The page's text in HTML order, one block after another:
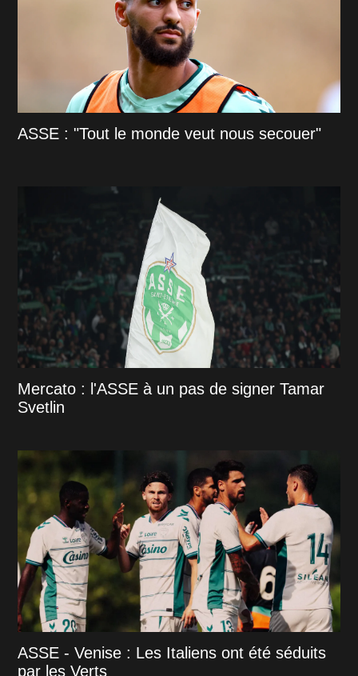
ASSE : "Tout le monde veut nous secouer"
Mercato : l'ASSE à un pas de signer Tamar
Svetlin
ASSE - Venise : Les Italiens ont été séduits
par les Verts